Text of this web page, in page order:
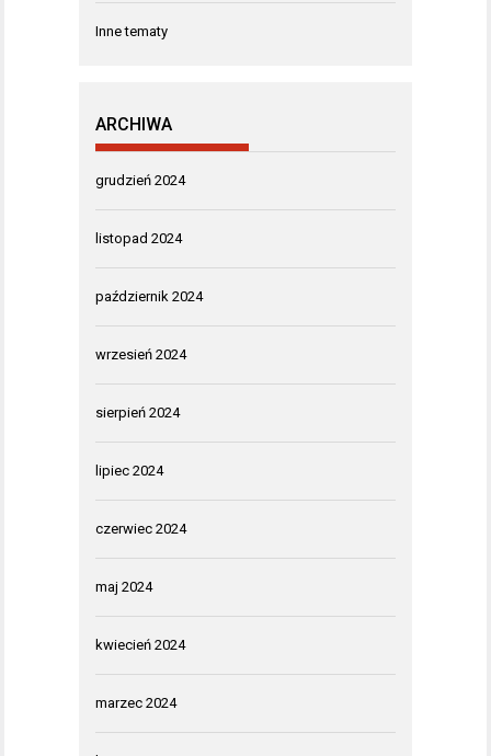
Inne tematy
ARCHIWA
grudzień 2024
listopad 2024
październik 2024
wrzesień 2024
sierpień 2024
lipiec 2024
czerwiec 2024
maj 2024
kwiecień 2024
marzec 2024